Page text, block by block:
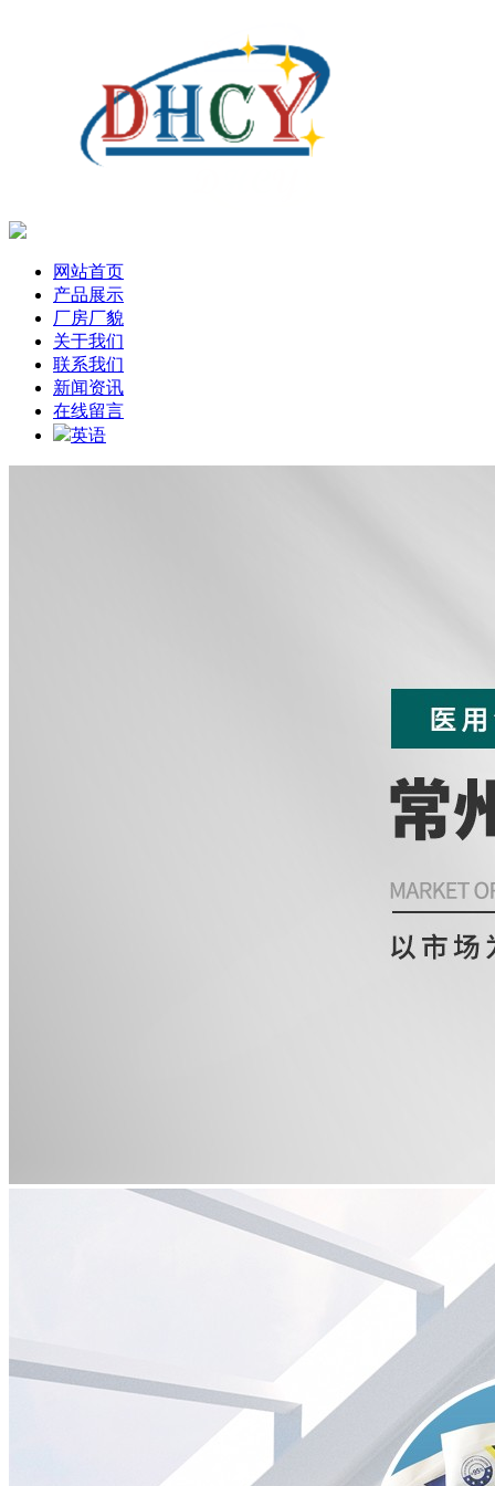
网站首页
产品展示
厂房厂貌
关于我们
联系我们
新闻资讯
在线留言
英语